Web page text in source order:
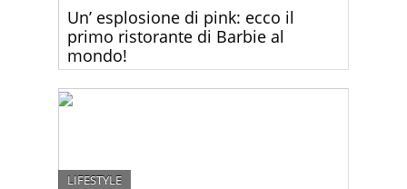
Un’ esplosione di pink: ecco il
primo ristorante di Barbie al
mondo!
ora riunirsi nel loro pinky paradiso!
LIFESTYLE